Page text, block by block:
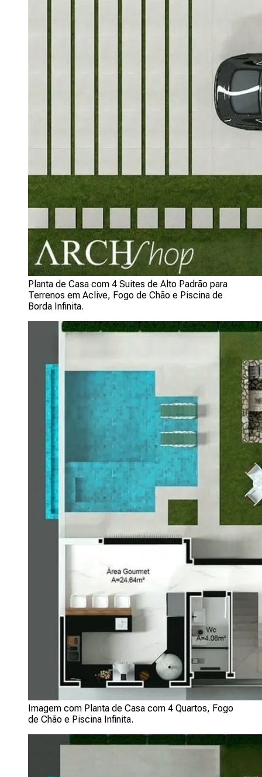
Planta de Casa com 4 Suites de Alto Padrão para
Terrenos em Aclive, Fogo de Chão e Piscina de
Borda Infinita.
Imagem com Planta de Casa com 4 Quartos, Fogo
de Chão e Piscina Infinita.